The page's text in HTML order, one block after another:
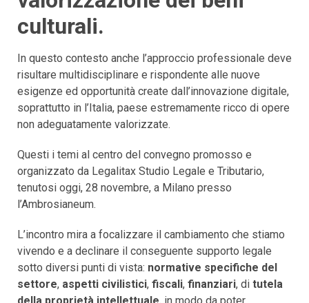
culturali.
In questo contesto anche l’approccio professionale deve
risultare multidisciplinare e rispondente alle nuove
esigenze ed opportunità create dall’innovazione digitale,
soprattutto in l’Italia, paese estremamente ricco di opere
non adeguatamente valorizzate.
Questi i temi al centro del convegno promosso e
organizzato da Legalitax Studio Legale e Tributario,
tenutosi oggi, 28 novembre, a Milano presso
l’Ambrosianeum.
L’incontro mira a focalizzare il cambiamento che stiamo
vivendo e a declinare il conseguente supporto legale
sotto diversi punti di vista: normative specifiche del
settore, aspetti civilistici, fiscali, finanziari, di tutela